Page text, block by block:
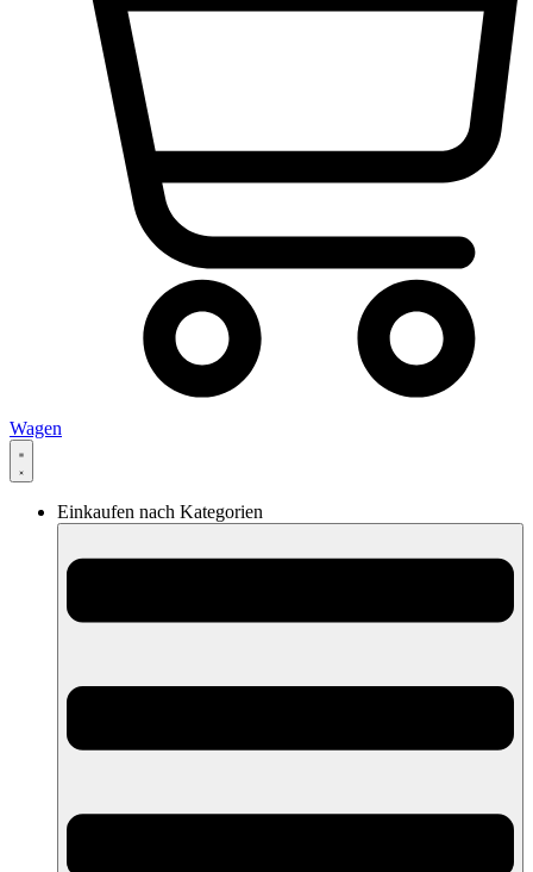
Wagen
Einkaufen nach Kategorien